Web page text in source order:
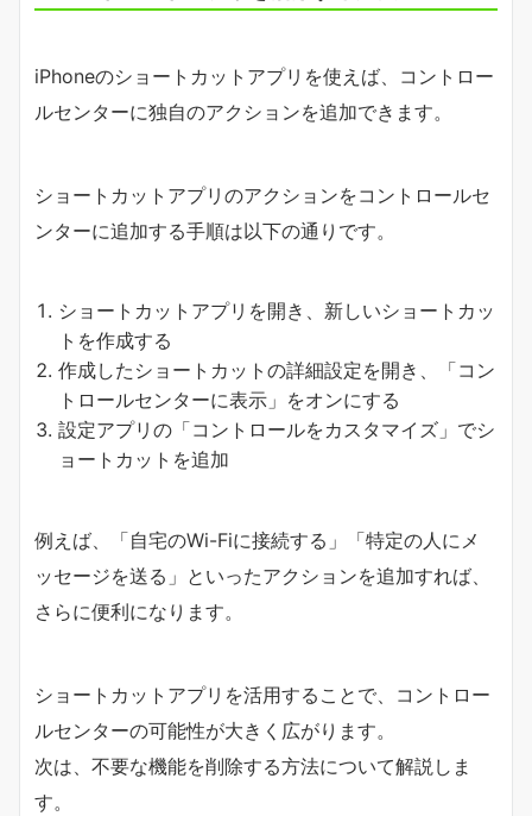
iPhoneのショートカットアプリを使えば、コントロー
ルセンターに独自のアクションを追加できます。
ショートカットアプリのアクションをコントロールセ
ンターに追加する手順は以下の通りです。
ショートカットアプリを開き、新しいショートカッ
トを作成する
作成したショートカットの詳細設定を開き、「コン
トロールセンターに表示」をオンにする
設定アプリの「コントロールをカスタマイズ」でシ
ョートカットを追加
例えば、「自宅のWi-Fiに接続する」「特定の人にメ
ッセージを送る」といったアクションを追加すれば、
さらに便利になります。
ショートカットアプリを活用することで、コントロー
ルセンターの可能性が大きく広がります。
次は、不要な機能を削除する方法について解説しま
す。